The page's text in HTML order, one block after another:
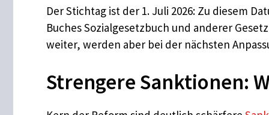
Der Stichtag ist der 1. Juli 2026: Zu diesem
Buches Sozialgesetzbuch und anderer
weiter, werden aber bei der nächsten
Strengere Sanktionen: